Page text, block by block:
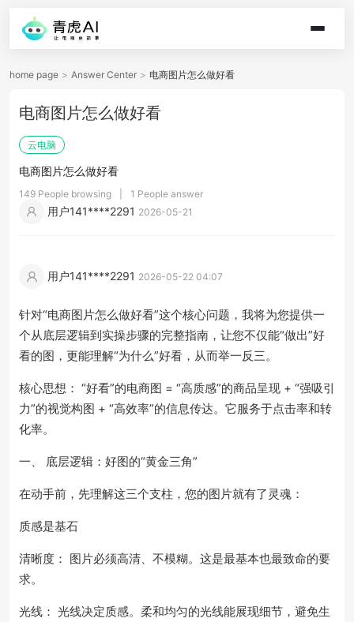
home page > Answer Center > 电商图片怎么做好看
电商图片怎么做好看
云电脑
电商图片怎么做好看
149 People browsing 1 People answer
用户141****2291 2026-05-21
用户141****2291 2026-05-22 04:07
针对“电商图片怎么做好看”这个核心问题，我将为您提供一
个从底层逻辑到实操步骤的完整指南，让您不仅能“做出”好
看的图，更能理解“为什么”好看，从而举一反三。
核心思想： “好看”的电商图 = “高质感”的商品呈现 + “强吸引
力”的视觉构图 + “高效率”的信息传达。它服务于点击率和转
化率。
一、 底层逻辑：好图的“黄金三角”
在动手前，先理解这三个支柱，您的图片就有了灵魂：
质感是基石
清晰度： 图片必须高清、不模糊。这是最基本也最致命的要
求。
光线： 光线决定质感。柔和均匀的光线能展现细节，避免生